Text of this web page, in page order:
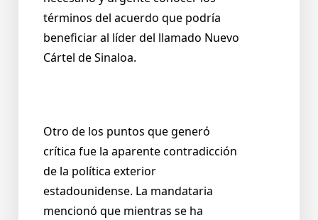
términos del acuerdo que podría
beneficiar al líder del llamado Nuevo
Cártel de Sinaloa.
Otro de los puntos que generó
crítica fue la aparente contradicción
de la política exterior
estadounidense. La mandataria
mencionó que mientras se ha